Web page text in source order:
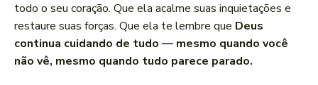
todo o seu coração. Que ela acalme suas inquietações e
restaure suas forças. Que ela te lembre que Deus
continua cuidando de tudo — mesmo quando você
não vê, mesmo quando tudo parece parado.